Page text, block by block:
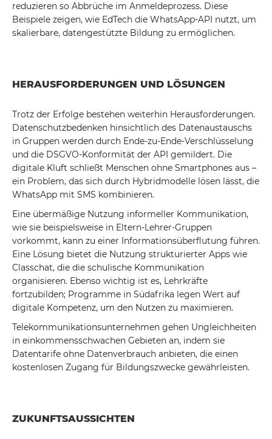
reduzieren so Abbrüche im Anmeldeprozess. Diese
Beispiele zeigen, wie EdTech die WhatsApp-API nutzt, um
skalierbare, datengestützte Bildung zu ermöglichen.
HERAUSFORDERUNGEN UND LÖSUNGEN
Trotz der Erfolge bestehen weiterhin Herausforderungen.
Datenschutzbedenken hinsichtlich des Datenaustauschs
in Gruppen werden durch Ende-zu-Ende-Verschlüsselung
und die DSGVO-Konformität der API gemildert. Die
digitale Kluft schließt Menschen ohne Smartphones aus –
ein Problem, das sich durch Hybridmodelle lösen lässt, die
WhatsApp mit SMS kombinieren.
Eine übermäßige Nutzung informeller Kommunikation,
wie sie beispielsweise in Eltern-Lehrer-Gruppen
vorkommt, kann zu einer Informationsüberflutung führen.
Eine Lösung bietet die Nutzung strukturierter Apps wie
Classchat, die die schulische Kommunikation
organisieren. Ebenso wichtig ist es, Lehrkräfte
fortzubilden; Programme in Südafrika legen Wert auf
digitale Kompetenz, um den Nutzen zu maximieren.
Telekommunikationsunternehmen gehen Ungleichheiten
in einkommensschwachen Gebieten an, indem sie
Datentarife ohne Datenverbrauch anbieten, die einen
kostenlosen Zugang für Bildungszwecke gewährleisten.
ZUKUNFTSAUSSICHTEN